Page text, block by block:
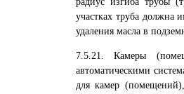
участках труба должна
удаления масла в
7.5.21. Камеры
автоматическими
для камер